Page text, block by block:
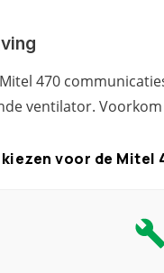
470
ventilator.
voor de Mitel